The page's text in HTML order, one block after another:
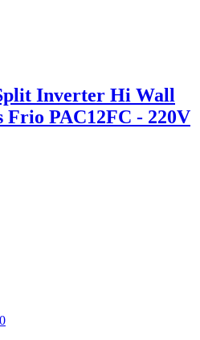
Inverter Hi Wall
Frio PAC12FC - 220V